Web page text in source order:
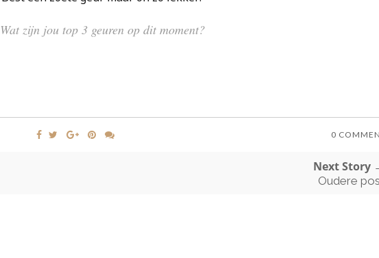
Wat zijn jou top 3 geuren op dit moment?
0
Next Story
Oudere